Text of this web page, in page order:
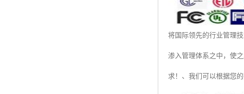
将国际领先的行业管理
渗入管理体系之中，使
求！、我们可以根据您